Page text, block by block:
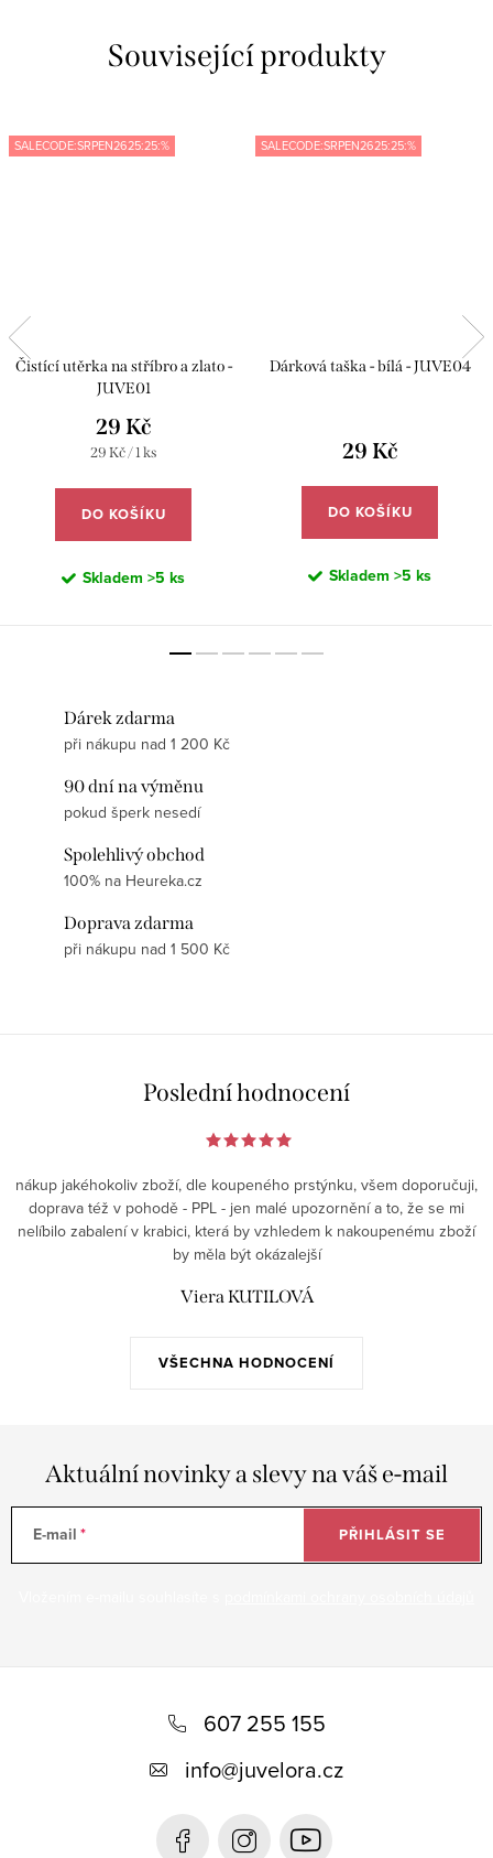
Související produkty
SALECODE:SRPEN2625:25:%
Čistící utěrka na stříbro a zlato -
JUVE01
29 Kč
Měrná
29 Kč / 1 ks
DO KOŠÍKU
Skladem >5 ks
SALECODE:SRPEN2625:25:%
Dárková taška - bílá - JUVE04
29 Kč
DO KOŠÍKU
Skladem >5 ks
Dárek zdarma
při nákupu nad 1 200 Kč
90 dní na výměnu
pokud šperk nesedí
Spolehlivý obchod
100% na Heureka.cz
Doprava zdarma
při nákupu nad 1 500 Kč
Poslední hodnocení
VŠECHNA HODNOCENÍ
nákup jakéhokoliv zboží, dle koupeného prstýnku, všem doporučuji,
doprava též v pohodě - PPL - jen malé upozornění a to, že se mi
nelíbilo zabalení v krabici, která by vzhledem k nakoupenému zboží
by měla být okázalejší
Viera KUTILOVÁ
Aktuální novinky a slevy na váš e-mail
E-mail PŘIHLÁSIT SE
607 255 155
info@juvelora.cz